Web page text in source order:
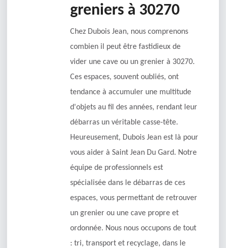
greniers à 30270
Chez Dubois Jean, nous comprenons
combien il peut être fastidieux de
vider une cave ou un grenier à 30270.
Ces espaces, souvent oubliés, ont
tendance à accumuler une multitude
d'objets au fil des années, rendant leur
débarras un véritable casse-tête.
Heureusement, Dubois Jean est là pour
vous aider à Saint Jean Du Gard. Notre
équipe de professionnels est
spécialisée dans le débarras de ces
espaces, vous permettant de retrouver
un grenier ou une cave propre et
ordonnée. Nous nous occupons de tout
: tri, transport et recyclage, dans le